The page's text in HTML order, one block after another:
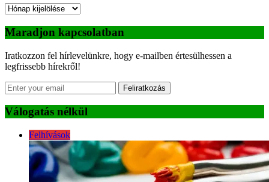
Archívum
Maradjon kapcsolatban
Iratkozzon fel hírlevelünkre, hogy e-mailben értesülhessen a
legfrissebb hírekről!
Feliratkozás
Válogatás nélkül
Felhívások